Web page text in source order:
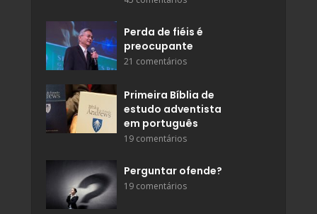
Perda de fiéis é
preocupante
21 comentários
Primeira Bíblia de
estudo adventista
em português
19 comentários
Perguntar ofende?
19 comentários